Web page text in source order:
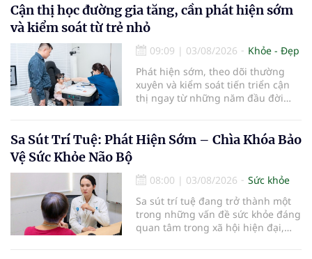
bàn chải quá lâu có thể làm giảm
hiệu quả làm sạch và ảnh hưởng
đến sức khỏe răng miệng...
Cận thị học đường gia tăng, cần phát hiện sớm
và kiểm soát từ trẻ nhỏ
09:09 | 03/08/2026
Khỏe - Đẹp
Phát hiện sớm, theo dõi thường
xuyên và kiểm soát tiến triển cận
thị ngay từ những năm đầu đời
trẻ. Đây cũng là định hướng của
Trung tâm Nhãn nhi và Kiểm soát
Đô đưa vào hoạt động ngày 1/8.
Sa Sút Trí Tuệ: Phát Hiện Sớm – Chìa Khóa Bảo
Vệ Sức Khỏe Não Bộ
08:00 | 03/08/2026
Sức khỏe
Sa sút trí tuệ đang trở thành một
trong những vấn đề sức khỏe đáng
quan tâm trong xã hội hiện đại,